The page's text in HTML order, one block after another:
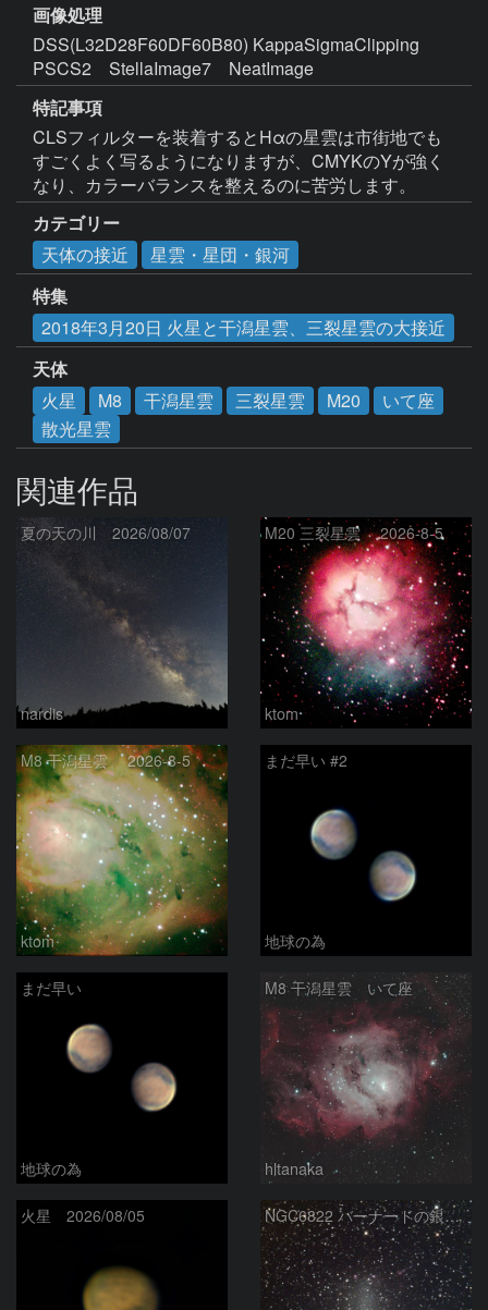
画像処理
DSS(L32D28F60DF60B80) KappaSigmaClipping
PSCS2　StellaImage7　NeatImage
特記事項
CLSフィルターを装着するとHαの星雲は市街地でも
すごくよく写るようになりますが、CMYKのYが強く
なり、カラーバランスを整えるのに苦労します。
カテゴリー
天体の接近
星雲・星団・銀河
特集
2018年3月20日 火星と干潟星雲、三裂星雲の大接近
天体
火星
M8 干潟星雲 三裂星雲 M20
いて座
散光星雲
関連作品
夏の天の川 2026/08/07
nardis
M20 三裂星雲 2026-8-5
ktom
M8 干潟星雲 2026-8-5
ktom
まだ早い #2
地球の為
まだ早い
地球の為
M8 干潟星雲 いて座
hltanaka
火星 2026/08/05 NGC6822 バーナードの銀河 いて座